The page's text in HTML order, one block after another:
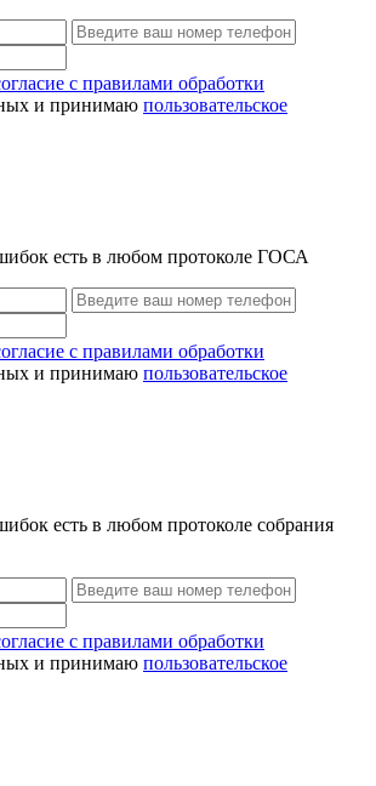
с правилами обработки
и принимаю пользовательское
есть в любом протоколе ГОСА
с правилами обработки
и принимаю пользовательское
есть в любом протоколе собрания
с правилами обработки
и принимаю пользовательское